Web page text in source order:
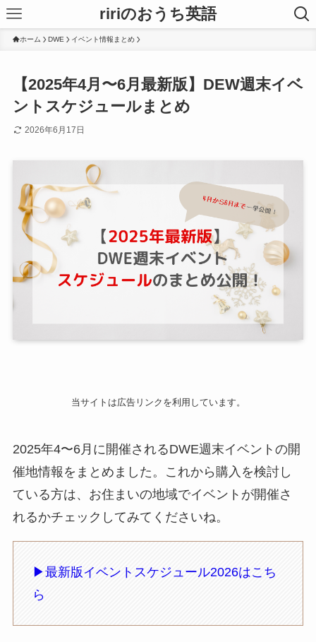
ririのおうち英語
ホーム DWE イベント情報まとめ
【2025年4月〜6月最新版】DEW週末イベ
ントスケジュールまとめ
2026年6月17日
当サイトは広告リンクを利用しています。
2025年4〜6月に開催されるDWE週末イベントの開
催地情報をまとめました。これから購入を検討し
ている方は、お住まいの地域でイベントが開催さ
れるかチェックしてみてくださいね。
▶︎最新版イベントスケジュール2026はこち
ら